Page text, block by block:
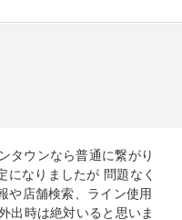
タウンなら普通に繋がり
になりましたが 問題なく
や店舗検索、ライン使用
出時は絶対いると思いま